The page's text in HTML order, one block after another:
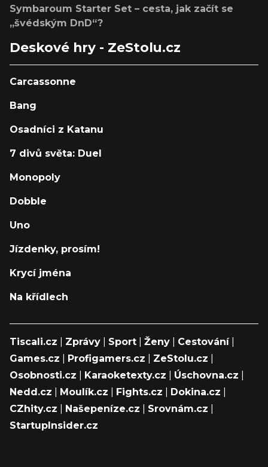
Symbaroum Starter Set – cesta, jak začít se
„švédským DnD“?
Deskové hry - ZeStolu.cz
Carcassonne
Bang
Osadníci z Katanu
7 divů světa: Duel
Monopoly
Dobble
Uno
Jízdenky, prosím!
Krycí jména
Na křídlech
Tiscali.cz Zprávy Sport Ženy Cestování|
Games.cz
Profigamers.cz ZeStolu.cz
Osobnosti.cz
Karaoketexty.cz Úschovna.cz
Nedd.cz
Moulík.cz Fights.cz Dokina.cz
CZhity.cz
Našepeníze.cz Srovnám.cz
StartupInsider.cz